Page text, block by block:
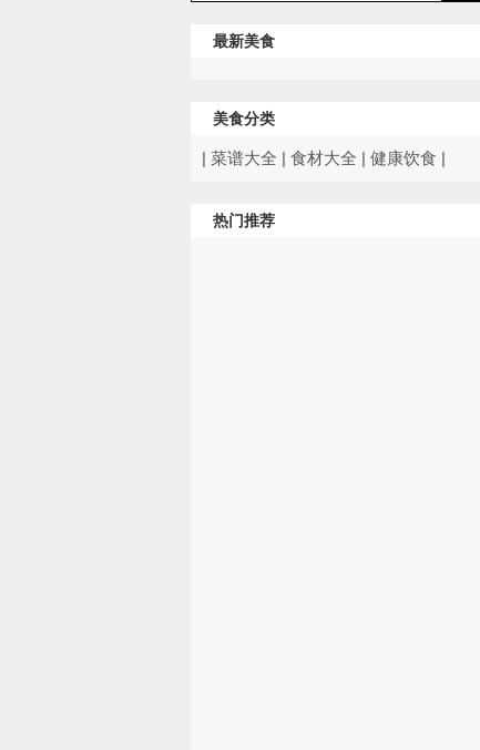
最新美食
美食分类
| 菜谱大全 | 食材大全 | 健康饮食 |
热门推荐